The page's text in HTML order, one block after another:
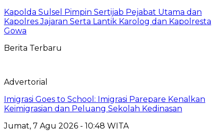
Kapolda Sulsel Pimpin Sertijab Pejabat Utama dan
Kapolres Jajaran Serta Lantik Karolog dan Kapolresta
Gowa
Berita Terbaru
Advertorial
Imigrasi Goes to School: Imigrasi Parepare Kenalkan
Keimigrasian dan Peluang Sekolah Kedinasan
Jumat, 7 Agu 2026 - 10:48 WITA